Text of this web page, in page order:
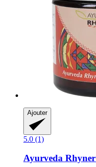
Ajouter
5.0 (1)
Ayurveda Rhyner